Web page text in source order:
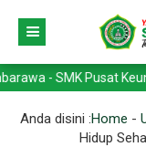
- SMK Pusat
Anda disini :Home -
Hidup